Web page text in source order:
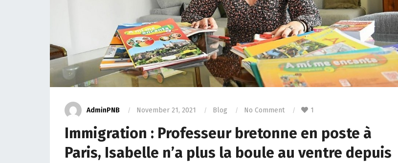
AdminPNB November 21, 2021 Blog No Comment 1
Immigration : Professeur bretonne en poste à
Paris, Isabelle n’a plus la boule au ventre depuis